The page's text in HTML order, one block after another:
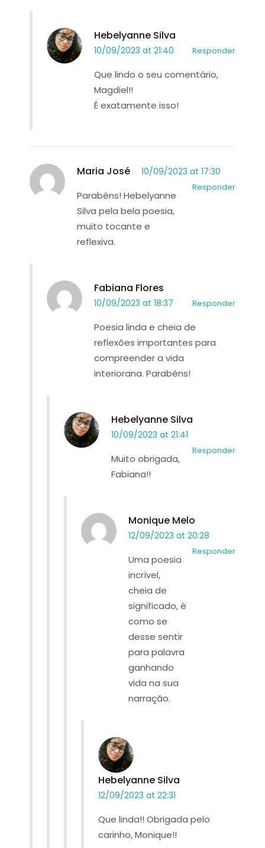
Hebelyanne Silva
10/09/2023 at 21:40 Responder
Que lindo o seu comentário,
Magdiel!!
É exatamente isso!
Maria José 10/09/2023 at 17:30
Responder
Parabéns! Hebelyanne
Silva pela bela poesia,
muito tocante e
reflexiva.
Fabiana Flores
10/09/2023 at 18:37 Responder
Poesia linda e cheia de
reflexões importantes para
compreender a vida
interiorana. Parabéns!
Hebelyanne Silva
10/09/2023 at 21:41
Responder
Muito obrigada,
Fabiana!!
Monique Melo
12/09/2023 at 20:28
Responder
Uma poesia
incrível,
cheia de
significado, é
como se
desse sentir
para palavra
ganhando
vida na sua
narração.
Hebelyanne Silva
12/09/2023 at 22:31
Que linda!! Obrigada pelo
carinho, Monique!!